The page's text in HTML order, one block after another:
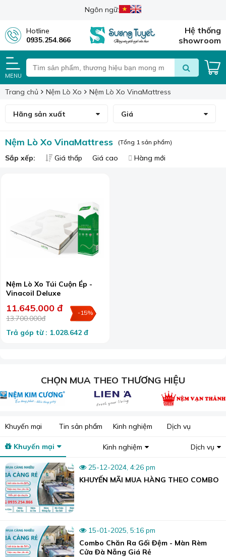
Ngôn ngữ:
Hotline
0935.254.866
Hệ thống
showroom
MENU
Trang chủ Nệm Lò Xo Nệm Lò Xo VinaMattress
Hãng sản xuất Giá
Nệm Lò Xo VinaMattress (Tổng 1 sản phẩm)
Sắp xếp: Giá thấp Giá cao Hàng mới
Nệm Lò Xo Túi Cuộn Ép -
Vinacoil Deluxe
11.645.000 đ
13.700.000đ
-15%
Trả góp từ : 1.028.642 đ
CHỌN MUA THEO THƯƠNG HIỆU
Khuyến mại Tin sản phẩm Kinh nghiệm Dịch vụ
Khuyến mại Kinh nghiệm Dịch vụ
25-12-2024, 4:26 pm
KHUYẾN MÃI MUA HÀNG THEO COMBO
15-01-2025, 5:16 pm
Combo Chăn Ra Gối Đệm - Màn Rèm
Cửa Đà Nẵng Giá Rẻ